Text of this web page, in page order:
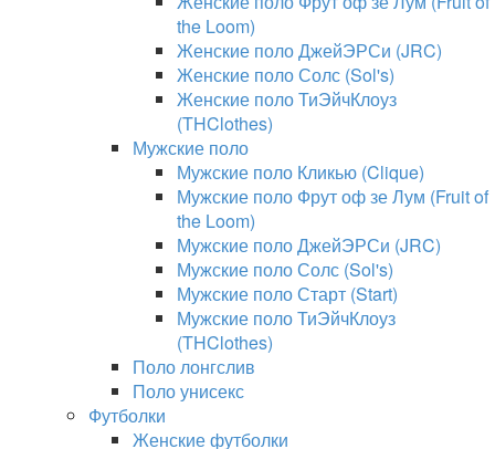
the Loom)
Женские поло ДжейЭРСи (JRC)
Женские поло Солс (Sol's)
Женские поло ТиЭйчКлоуз
(THClothes)
Мужские поло
Мужские поло Кликью (Clique)
Мужские поло Фрут оф зе Лум (Fruit of
the Loom)
Мужские поло ДжейЭРСи (JRC)
Мужские поло Солс (Sol's)
Мужские поло Старт (Start)
Мужские поло ТиЭйчКлоуз
(THClothes)
Поло лонгслив
Поло унисекс
Футболки
Женские футболки